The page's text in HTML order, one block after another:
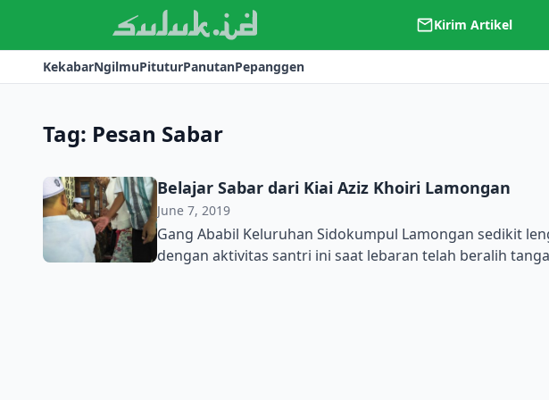
Kirim Artikel
KekabarNgilmuPituturPanutanPepanggen
Tag: Pesan Sabar
Belajar Sabar dari Kiai Aziz Khoiri Lamongan
June 7, 2019
Gang Ababil Keluruhan Sidokumpul Lamongan sedikit
dengan aktivitas santri ini saat lebaran telah beralih